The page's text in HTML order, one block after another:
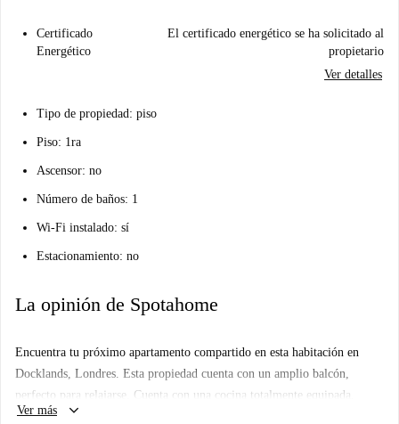
Certificado
Energético
El certificado energético se ha solicitado al
propietario
Ver detalles
Tipo de propiedad: piso
Piso: 1ra
Ascensor: no
Número de baños: 1
Wi-Fi instalado: sí
Estacionamiento: no
La opinión de Spotahome
Encuentra tu próximo apartamento compartido en esta habitación en
Docklands, Londres. Esta propiedad cuenta con un amplio balcón,
perfecto para relajarse. Cuenta con una cocina totalmente equipada,
horno y lavadora privada. Ten en cuenta que, aunque esta propiedad ha
Ver más keyboard_arrow_down